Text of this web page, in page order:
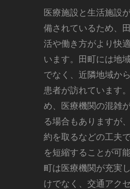
医療施設と生活施設
備されているため、
活や働き方がより快
います。田町には地
でなく、近隣地域か
患者が訪れています
め、医療機関の混雑
る場合もありますが
約を取るなどの工夫
を短縮することが可
町は医療機関が充実
けでなく、交通アク